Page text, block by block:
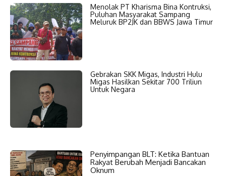
Menolak PT Kharisma Bina Kontruksi,
Puluhan Masyarakat Sampang
Meluruk BP2JK dan BBWS Jawa Timur
Gebrakan SKK Migas, Industri Hulu
Migas Hasilkan Sekitar 700 Triliun
Untuk Negara
Penyimpangan BLT: Ketika Bantuan
Rakyat Berubah Menjadi Bancakan
Oknum